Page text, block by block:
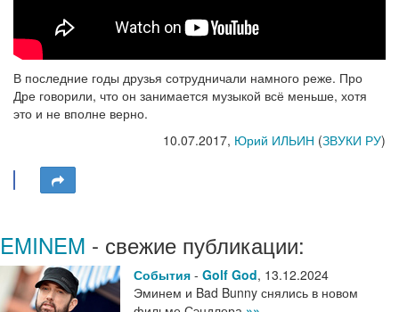
В последние годы друзья сотрудничали намного реже. Про
Дре говорили, что он занимается музыкой всё меньше, хотя
это и не вполне верно.
10.07.2017, Юрий ИЛЬИН (ЗВУКИ РУ)
EMINEM - свежие публикации:
События - Golf God, 13.12.2024
Эминем и Bad Bunny снялись в новом